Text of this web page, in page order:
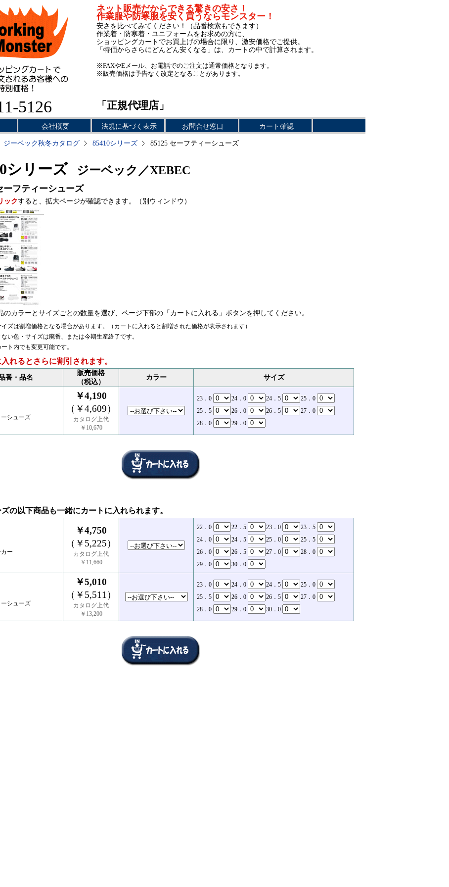
5126
ネット販売だからできる驚きの安さ！
作業服や防寒服を安く買うならモンスター！
安さを比べてみてください！（品番検索もできます）
作業着・防寒着・ユニフォームをお求めの方に、
ショッピングカートでお買上げの場合に限り、激安価格でご提供。
「特価からさらにどんどん安くなる」は、カートの中で計算されます。
※FAXやEメール、お電話でのご注文は通常価格となります。
※販売価格は予告なく改定となることがあります。
「正規代理店」
会社概要 法規に基づく表示 お問合せ窓口 カート確認
ジーベック秋冬カタログ 85410シリーズ 85125 セーフティーシューズ
シリーズ ジーベック／XEBEC
ーフティーシューズ
ックすると、拡大ページが確認できます。（別ウィンドウ）
のカラーとサイズごとの数量を選び、ページ下部の「カートに入れる」ボタンを押してください。
ズは割増価格となる場合があります。（カートに入れると割増された価格が表示されます）
い色・サイズは廃番、または今期生産終了です。
ト内でも変更可能です。
れるとさらに割引されます。
番・品名
販売価格
（税込）
カラー サイズ
シューズ
￥4,190
（￥4,609）
カタログ上代
￥10,670
23．0 24．0 24．5
25．0
25．5
26．0 26．5
27．0
28．0
29．0
ズの以下商品も一緒にカートに入れられます。
ー
￥4,750
（￥5,225）
カタログ上代
￥11,660
22．0 22．5 23．0
23．5
24．0
24．5 25．0
25．5
26．0
26．5 27．0
28．0
29．0
30．0
シューズ
￥5,010
（￥5,511）
カタログ上代
￥13,200
23．0 24．0 24．5
25．0
25．5
26．0 26．5
27．0
28．0
29．0 30．0